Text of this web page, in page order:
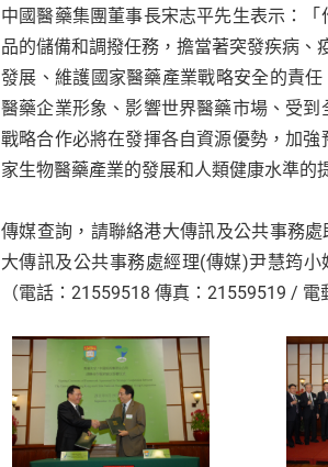
中國醫藥集團董事長宋志平先生表示：
品的儲備和調撥任務，擔當著突發疾病、
發展、維護國家醫藥產業戰略安全的責
醫藥企業形象、影響世界醫藥市場、受
戰略合作必將在發揮各自資源優勢，加
家生物醫藥產業的發展和人類健康水準的
傳媒查詢，請聯絡港大傳訊及公共事務
大傳訊及公共事務處經理(傳媒)尹慧筠小
（電話：21559518 傳真：21559519 / 電